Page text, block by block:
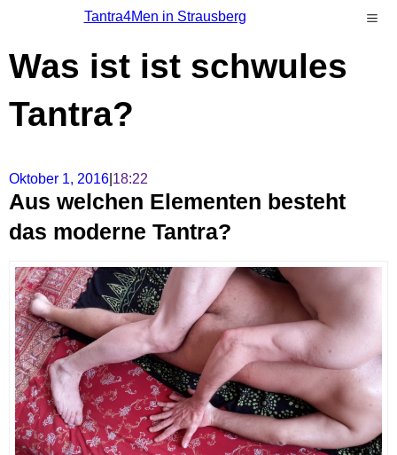
Tantra4Men in Strausberg
Was ist ist schwules
Tantra?
Oktober 1, 2016 18:22
Aus welchen Elementen besteht
das moderne Tantra?